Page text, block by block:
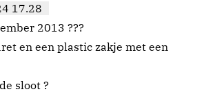
17.28
2013 ???
en een plastic zakje met een
sloot ?